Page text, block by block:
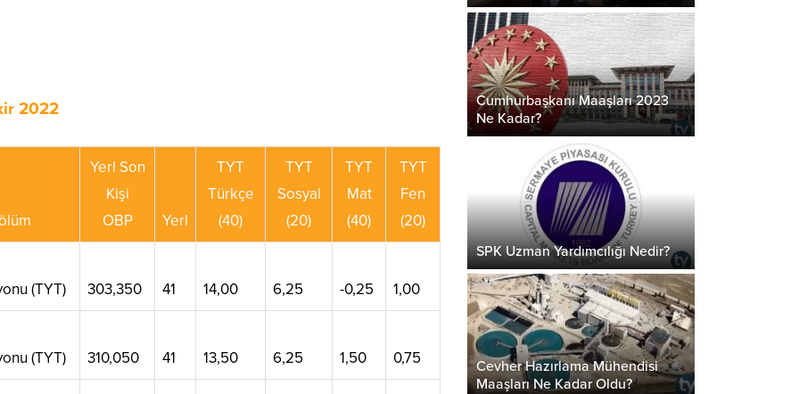
2022
Yerl Son
Kişi
OBP
Yerl
TYT
Türkçe
(40)
TYT
Sosyal
(20)
TYT
Mat
(40)
TYT
Fen
(20)
(TYT)
303,350 41 14,00 6,25 -0,25 1,00
(TYT)
310,050 41 13,50 6,25 1,50 0,75
Cumhurbaşkanı Maaşları 2023
Ne Kadar?
SPK Uzman Yardımcılığı Nedir?
Cevher Hazırlama Mühendisi
Maaşları Ne Kadar Oldu?